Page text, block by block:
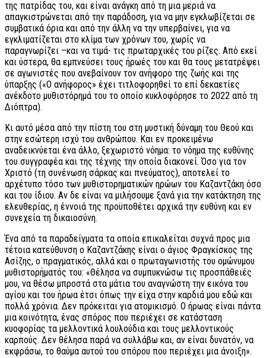
της πατρίδας του, και είναι ανάγκη από τη μια μεριά να
απαγκιστρώνεται από την παράδοση, για να μην εγκλωβίζεται σε
συμβατικά όρια και από την άλλη να την υπερβαίνει, για να
εγκλιματίζεται στο κλίμα των χρόνων του, χωρίς να
παραγνωρίζει –και να τιμά- τις πρωταρχικές του ρίζες. Από εκεί
και ύστερα, θα εμπνεύσει τους ήρωές του και θα τους μετατρέψει
σε αγωνιστές που ανεβαίνουν τον ανήφορο της ζωής και της
ύπαρξης («Ο ανήφορος» έχει τιτλοφορηθεί το επί δεκαετίες
ανέκδοτο μυθιστόρημά του το οποίο κυκλοφόρησε το 2022 από τη
Διόπτρα).
Κι αυτό μέσα από την πίστη του στη μυστική δύναμη του Θεού και
στην εσώτερη ισχύ του ανθρώπου. Και εν προκειμένω
αναδεικνύεται ένα άλλο, ξεχωριστό νόημα: το νόημα της ευθύνης
του συγγραφέα και της τέχνης την οποία διακονεί. Όσο για τον
Χριστό (τη συνένωση σάρκας και πνεύματος), αποτελεί το
αρχέτυπο τόσο των μυθιστορηματικών ηρώων του Καζαντζάκη όσο
και του ίδιου. Αν δε είναι να μιλήσουμε ξανά για την κατάκτηση της
ελευθερίας, η έννοιά της προϋποθέτει αρχικά την ευθύνη και εν
συνεχεία τη δικαιοσύνη.
Ένα από τα παραδείγματα τα οποία επικαλείται συχνά προς μια
τέτοια κατεύθυνση ο Καζαντζάκης είναι ο άγιος Φραγκίσκος της
Ασίζης, ο πραγματικός, αλλά και ο πρωταγωνιστής του ομώνυμου
μυθιστορήματός του: «Θέλησα να συμπυκνώσω τις προσπάθειές
μου, να θέσω μπροστά στα μάτια του αναγνώστη την εικόνα του
αγίου και του ήρωα έτσι όπως την είχα στην καρδιά μου εδώ και
πολλά χρόνια. Δεν πρόκειται για ατομικισμό. Ο ήρωας είναι πάντα
μια κοινότητα, ένας σπόρος που περιέχει σε κατάσταση
κυοφορίας τα μελλοντικά λουλούδια και τους μελλοντικούς
καρπούς. Δεν θέλησα παρά να συλλάβω και, αν είναι δυνατόν, να
εκφράσω, το θαύμα αυτού του σπόρου που περιέχει μια άνοιξη».